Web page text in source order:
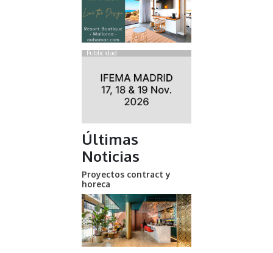
Publicidad
Últimas
Noticias
Proyectos contract y
horeca